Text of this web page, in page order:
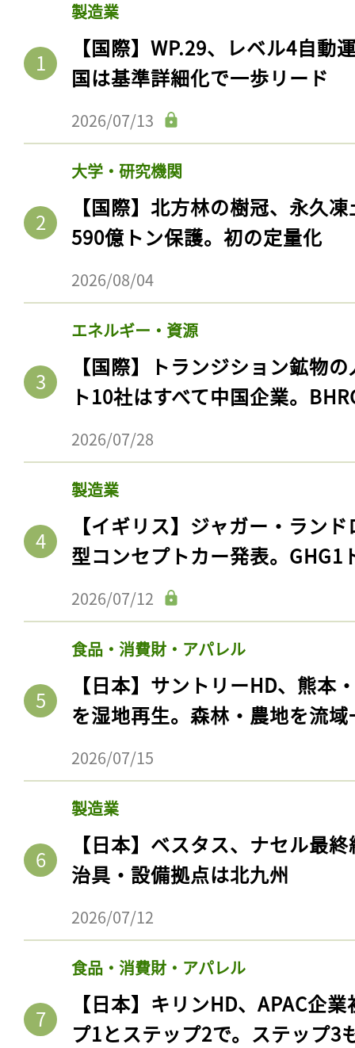
製造業
【国際】WP.29、レベル4自動
国は基準詳細化で一歩リード
2026/07/13
大学・研究機関
【国際】北方林の樹冠、永久
590億トン保護。初の定量化
2026/08/04
エネルギー・資源
【国際】トランジション鉱物
ト10社はすべて中国企業。
2026/07/28
製造業
【イギリス】ジャガー・ラン
型コンセプトカー発表。GHG1
2026/07/12
食品・消費財・アパレル
【日本】サントリーHD、熊本
を湿地再生。森林・農地を流
2026/07/15
製造業
【日本】ベスタス、ナセル最
治具・設備拠点は北九州
2026/07/12
食品・消費財・アパレル
【日本】キリンHD、APAC企
プ1とステップ2で。ステップ3
記事をお気に入りに
ログイン